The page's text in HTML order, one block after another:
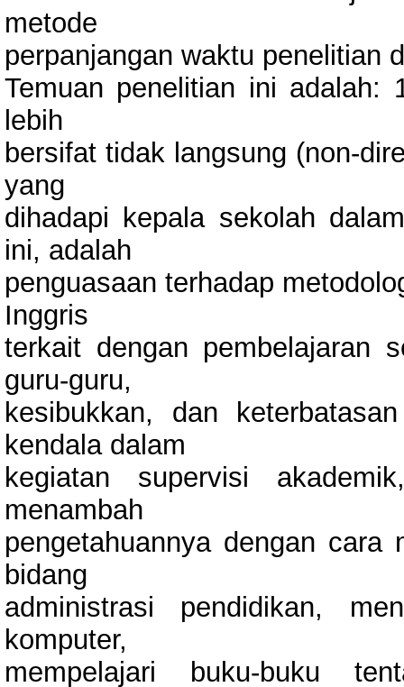
metode
perpanjangan waktu penelitian
Temuan penelitian ini adalah:
lebih
bersifat tidak langsung (non-
yang
dihadapi kepala sekolah
ini, adalah
penguasaan terhadap
Inggris
terkait dengan pembelajaran
guru-guru,
kesibukkan, dan
kendala dalam
kegiatan supervisi
menambah
pengetahuannya dengan
bidang
administrasi pendidikan,
komputer,
mempelajari buku-buku